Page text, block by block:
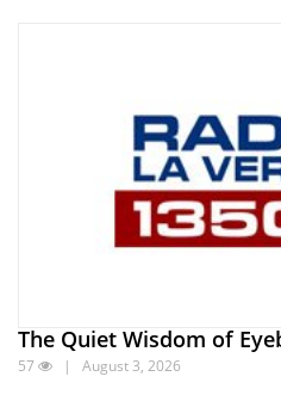
The Quiet Wisdom of
57 | August 3, 2026